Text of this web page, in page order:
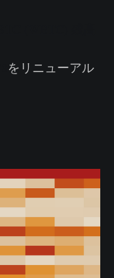
をリニューアル